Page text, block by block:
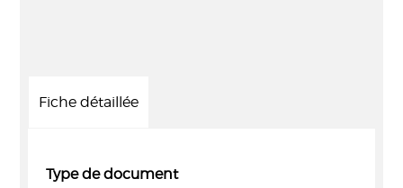
Fiche détaillée
Type de document